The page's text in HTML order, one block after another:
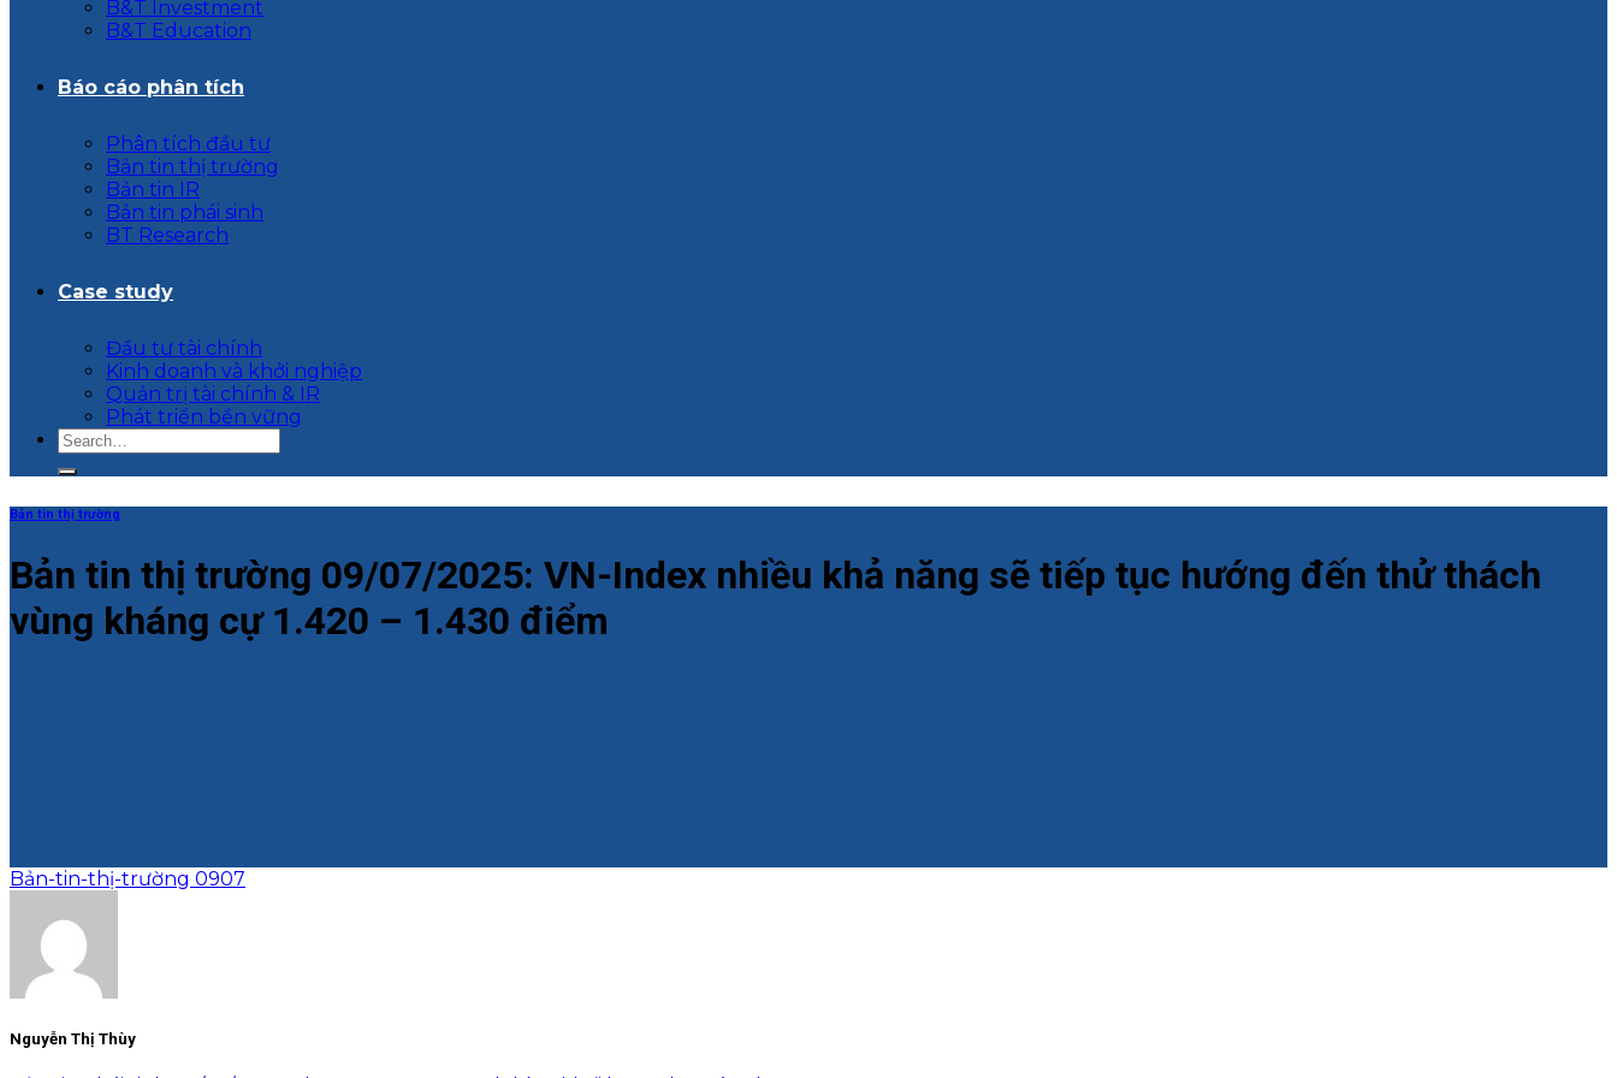
B&T Investment
B&T Education
Báo cáo phân tích
Phân tích đầu tư
Bản tin thị trường
Bản tin IR
Bản tin phái sinh
BT Research
Case study
Đầu tư tài chính
Kinh doanh và khởi nghiệp
Quản trị tài chính & IR
Phát triển bền vững
Bản tin thị trường
Bản tin thị trường 09/07/2025: VN-Index nhiều khả năng sẽ tiếp tục hướng đến thử thách
vùng kháng cự 1.420 – 1.430 điểm
Bản-tin-thị-trường 0907
Nguyễn Thị Thùy